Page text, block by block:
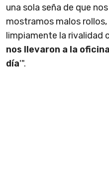
una sola seña de que
mostramos malos
limpiamente la rivalidad
nos llevaron a la
día'".